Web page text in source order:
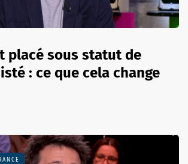
placé sous statut de
: ce que cela change